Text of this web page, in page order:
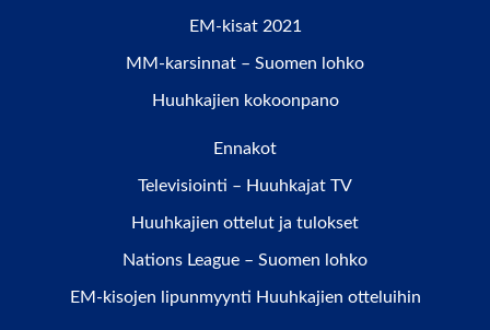
EM-kisat 2021
MM-karsinnat – Suomen lohko
Huuhkajien kokoonpano
Ennakot
Televisiointi – Huuhkajat TV
Huuhkajien ottelut ja tulokset
Nations League – Suomen lohko
EM-kisojen lipunmyynti Huuhkajien otteluihin